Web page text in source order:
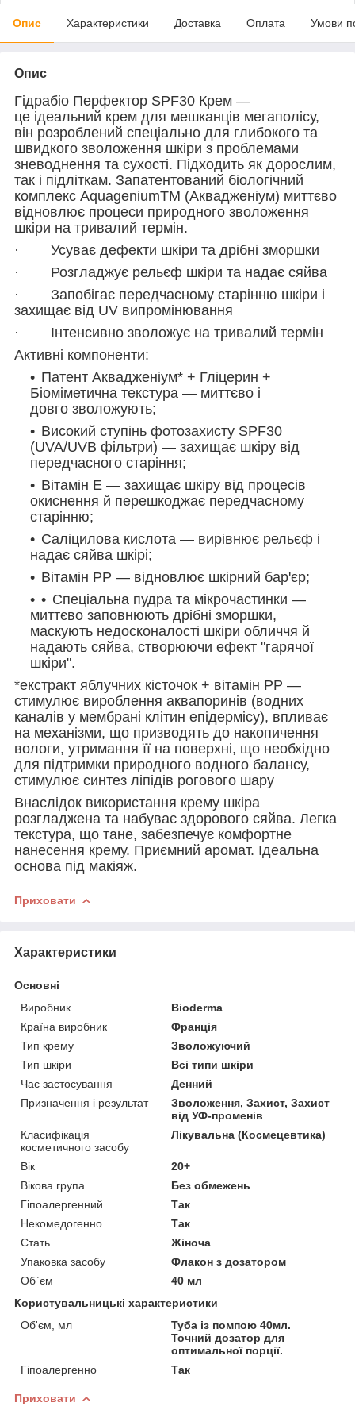
Опис Характеристики Доставка Оплата Умови
Опис
Гідрабіо Перфектор SPF30 Крем —
це ідеальний крем для мешканців мегаполісу,
він розроблений спеціально для глибокого та
швидкого зволоження шкіри з проблемами
зневоднення та сухості. Підходить як дорослим,
так і підліткам. Запатентований біологічний
комплекс AquageniumTM (Аквадженіум) миттєво
відновлює процеси природного зволоження
шкіри на тривалий термін.
· Усуває дефекти шкіри та дрібні зморшки
· Розгладжує рельєф шкіри та надає сяйва
· Запобігає передчасному старінню шкіри і
захищає від UV випромінювання
· Інтенсивно зволожує на тривалий термін
Активні компоненти:
Патент Аквадженіум* + Гліцерин +
Біоміметична текстура — миттєво і
довго зволожують;
Високий ступінь фотозахисту SPF30
(UVA/UVB фільтри) — захищає шкіру від
передчасного старіння;
Вітамін Е — захищає шкіру від процесів
окиснення й перешкоджає передчасному
старінню;
Саліцилова кислота — вирівнює рельєф і
надає сяйва шкірі;
Вітамін PP — відновлює шкірний бар'єр;
Спеціальна пудра та мікрочастинки —
миттєво заповнюють дрібні зморшки,
маскують недосконалості шкіри обличчя й
надають сяйва, створюючи ефект "гарячої
шкіри".
*екстракт яблучних кісточок + вітамін PP —
стимулює вироблення аквапоринів (водних
каналів у мембрані клітин епідермісу), впливає
на механізми, що призводять до накопичення
вологи, утримання її на поверхні, що необхідно
для підтримки природного водного балансу,
стимулює синтез ліпідів рогового шару
Внаслідок використання крему шкіра
розгладжена та набуває здорового сяйва. Легка
текстура, що тане, забезпечує комфортне
нанесення крему. Приємний аромат. Ідеальна
основа під макіяж.
Приховати
Характеристики
Основні
Виробник
Bioderma
Країна виробник
Франція
Тип крему
Зволожуючий
Тип шкіри
Всі типи шкіри
Час застосування
Денний
Призначення і результат
Зволоження, Захист, Захист
від УФ-променів
Класифікація
косметичного засобу
Лікувальна (Космецевтика)
Вік
20+
Вікова група
Без обмежень
Гіпоалергенний
Так
Некомедогенно
Так
Стать
Жіноча
Упаковка засобу
Флакон з дозатором
Об`єм
40 мл
Користувальницькі характеристики
Об'єм, мл
Туба із помпою 40мл.
Точний дозатор для
оптимальної порції.
Гіпоалергенно
Так
Приховати